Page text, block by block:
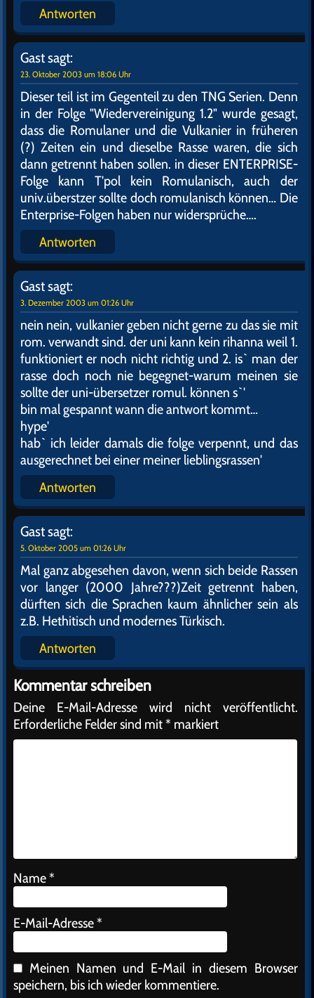
Antworten
Gastsagt:
23. Oktober 2003 um 18:06 Uhr
Dieser teil ist im Gegenteil zu den TNG Serien. Denn
in der Folge "Wiedervereinigung 1.2" wurde gesagt,
dass die Romulaner und die Vulkanier in früheren
(?) Zeiten ein und dieselbe Rasse waren, die sich
dann getrennt haben sollen. in dieser ENTERPRISE-
Folge kann T'pol kein Romulanisch, auch der
univ.überstzer sollte doch romulanisch können… Die
Enterprise-Folgen haben nur widersprüche….
Antworten
Gastsagt:
3. Dezember 2003 um 01:26 Uhr
nein nein, vulkanier geben nicht gerne zu das sie mit
rom. verwandt sind. der uni kann kein rihanna weil 1.
funktioniert er noch nicht richtig und 2. is` man der
rasse doch noch nie begegnet-warum meinen sie
sollte der uni-übersetzer romul. können s`'
bin mal gespannt wann die antwort kommt…
hype'
hab` ich leider damals die folge verpennt, und das
ausgerechnet bei einer meiner lieblingsrassen'
Antworten
Gastsagt:
5. Oktober 2005 um 01:26 Uhr
Mal ganz abgesehen davon, wenn sich beide Rassen
vor langer (2000 Jahre???)Zeit getrennt haben,
dürften sich die Sprachen kaum ähnlicher sein als
z.B. Hethitisch und modernes Türkisch.
Antworten
Kommentar schreiben
Deine E-Mail-Adresse wird nicht veröffentlicht.
Erforderliche Felder sind mit* markiert
Name*
E-Mail-Adresse*
Meinen Namen und E-Mail in diesem Browser
speichern, bis ich wieder kommentiere.